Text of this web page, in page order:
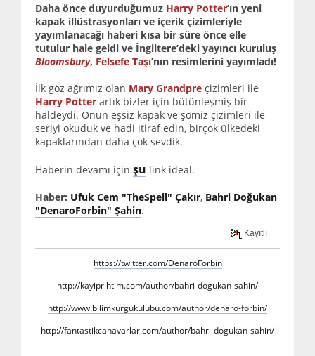
Daha önce duyurduğumuz Harry Potter’ın yeni
kapak illüstrasyonları ve içerik çizimleriyle
yayımlanacağı haberi kısa bir süre önce elle
tutulur hale geldi ve İngiltere’deki yayıncı kuruluş
Bloomsbury, Felsefe Taşı’nın resimlerini yayımladı!
İlk göz ağrımız olan Mary Grandpre çizimleri ile
Harry Potter artık bizler için bütünleşmiş bir
haldeydi. Onun eşsiz kapak ve şömiz çizimleri ile
seriyi okuduk ve hadi itiraf edin, birçok ülkedeki
kapaklarından daha çok sevdik.
Haberin devamı için şu link ideal.
Haber: Ufuk Cem "TheSpell" Çakır, Bahri Doğukan
"DenaroForbin" Şahin.
Kayıtlı
https://twitter.com/DenaroForbin
http://kayiprihtim.com/author/bahri-dogukan-sahin/
http://www.bilimkurgukulubu.com/author/denaro-forbin/
http://fantastikcanavarlar.com/author/bahri-dogukan-sahin/